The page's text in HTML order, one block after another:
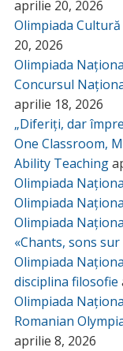
aprilie 20, 2026
Olimpiada
20, 2026
Olimpiada
Concursul
aprilie 18, 2026
„Diferiți, dar
One Classroom,
Ability Teaching
Olimpiada
Olimpiada
Olimpiada
«Chants, sons sur
Olimpiada
disciplina filosofie
Olimpiada
Romanian
aprilie 8, 2026